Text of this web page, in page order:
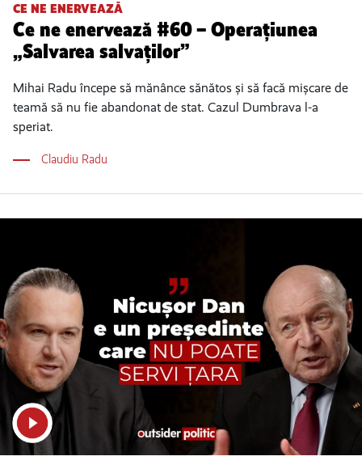
CE NE ENERVEAZĂ
Ce ne enervează #60 – Operațiunea
„Salvarea salvaților”
Mihai Radu începe să mănânce sănătos și să facă mișcare de
teamă să nu fie abandonat de stat. Cazul Dumbrava l-a
speriat.
Claudiu Radu